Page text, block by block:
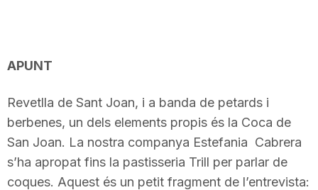
APUNT
Revetlla de Sant Joan, i a banda de petards i
berbenes, un dels elements propis és la Coca de
San Joan. La nostra companya Estefania Cabrera
s’ha apropat fins la pastisseria Trill per parlar de
coques. Aquest és un petit fragment de l’entrevista: